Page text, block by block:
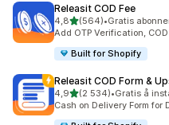
Releasit COD Fee
4,8av 5 stjerner
(564)
Totalt 564 omtaler
•Gratis
Add OTP Verification,
Built for Shopify
Releasit COD Form &
4,9av 5 stjerner
(2 534)
Totalt 2534 omtaler
•Gratis å
Cash on Delivery Form for